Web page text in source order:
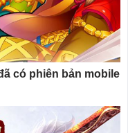
có phiên bản mobile